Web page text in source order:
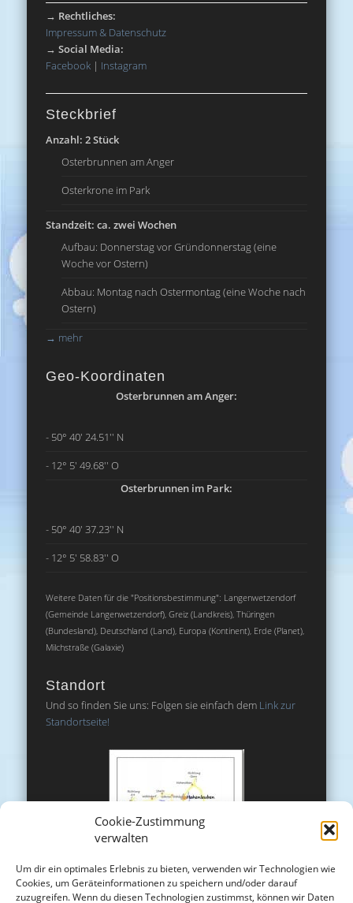
Cookie-Zustimmung
verwalten
Um dir ein optimales Erlebnis zu bieten, verwenden wir Technologien wie
Cookies, um Geräteinformationen zu speichern und/oder darauf
zuzugreifen. Wenn du diesen Technologien zustimmst, können wir Daten
→ Rechtliches:
Impressum & Datenschutz
→Social Media:
Facebook | Instagram
Steckbrief
Anzahl: 2 Stück
Osterbrunnen am Anger
Osterkrone im Park
Standzeit: ca. zwei Wochen
Aufbau: Donnerstag vor Gründonnerstag (eine
Woche vor Ostern)
Abbau: Montag nach Ostermontag (eine Woche nach
Ostern)
→ mehr
Geo-Koordinaten
Osterbrunnen am Anger:
- 50° 40' 24.51'' N
- 12° 5' 49.68'' O
Osterbrunnen im Park:
- 50° 40' 37.23'' N
- 12° 5' 58.83'' O
Weitere Daten für die "Positionsbestimmung": Langenwetzendorf
(Gemeinde Langenwetzendorf), Greiz (Landkreis), Thüringen
(Bundesland), Deutschland (Land), Europa (Kontinent), Erde (Planet),
Milchstraße (Galaxie)
Standort
Und so finden Sie uns: Folgen sie einfach dem Link zur
Standortseite!